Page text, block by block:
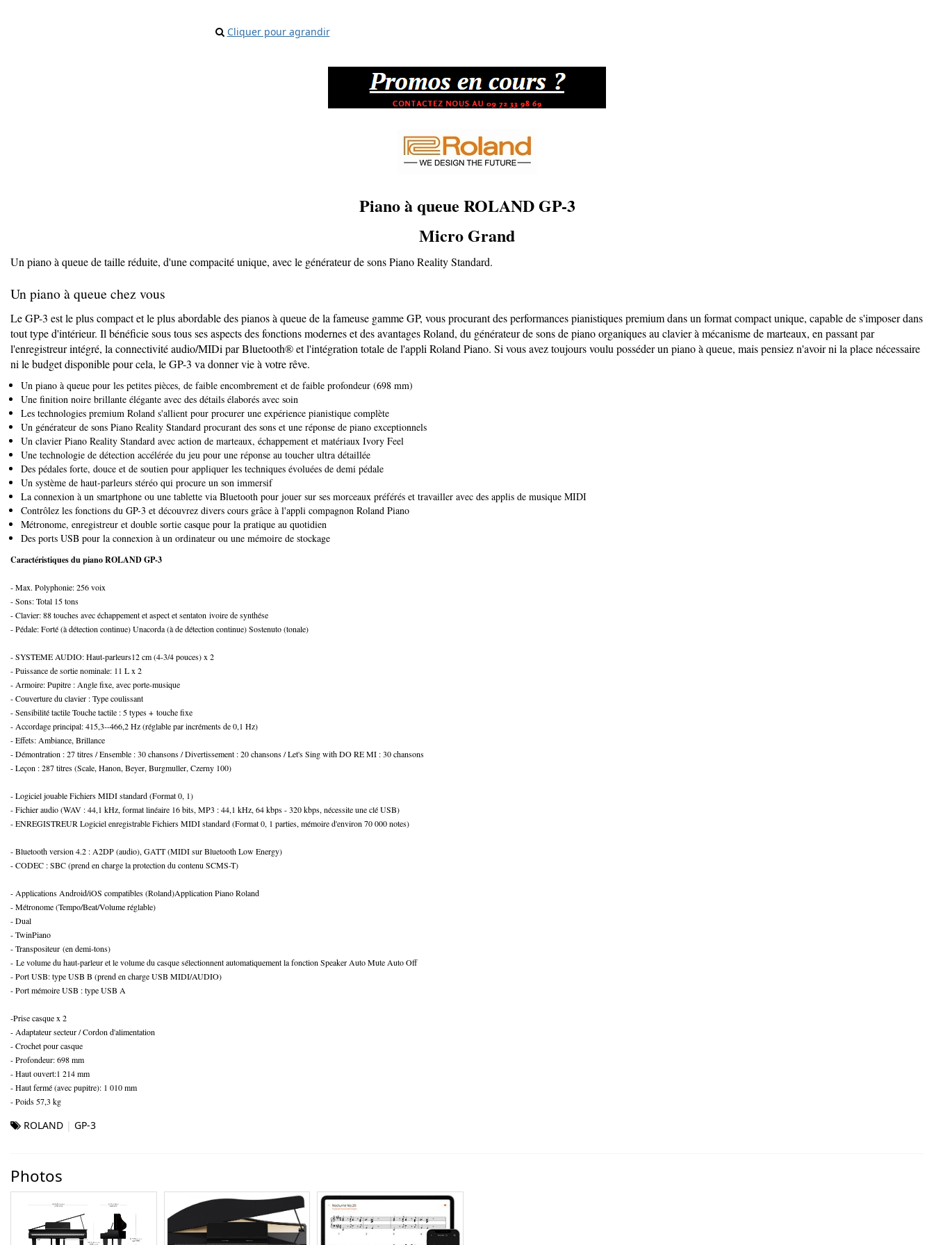
Cliquer pour agrandir
Piano à queue ROLAND GP-3
Micro Grand
Un piano à queue de taille réduite, d'une compacité unique, avec le générateur de sons Piano Reality Standard.
Un piano à queue chez vous
Le GP-3 est le plus compact et le plus abordable des pianos à queue de la fameuse gamme GP, vous procurant des performances pianistiques premium dans un format compact unique, capable de s'imposer dans
tout type d'intérieur. Il bénéficie sous tous ses aspects des fonctions modernes et des avantages Roland, du générateur de sons de piano organiques au clavier à mécanisme de marteaux, en passant par
l'enregistreur intégré, la connectivité audio/MIDi par Bluetooth® et l'intégration totale de l'appli Roland Piano. Si vous avez toujours voulu posséder un piano à queue, mais pensiez n'avoir ni la place nécessaire
ni le budget disponible pour cela, le GP-3 va donner vie à votre rêve.
Un piano à queue pour les petites pièces, de faible encombrement et de faible profondeur (698 mm)
Une finition noire brillante élégante avec des détails élaborés avec soin
Les technologies premium Roland s'allient pour procurer une expérience pianistique complète
Un générateur de sons Piano Reality Standard procurant des sons et une réponse de piano exceptionnels
Un clavier Piano Reality Standard avec action de marteaux, échappement et matériaux Ivory Feel
Une technologie de détection accélérée du jeu pour une réponse au toucher ultra détaillée
Des pédales forte, douce et de soutien pour appliquer les techniques évoluées de demi pédale
Un système de haut-parleurs stéréo qui procure un son immersif
La connexion à un smartphone ou une tablette via Bluetooth pour jouer sur ses morceaux préférés et travailler avec des applis de musique MIDI
Contrôlez les fonctions du GP-3 et découvrez divers cours grâce à l'appli compagnon Roland Piano
Métronome, enregistreur et double sortie casque pour la pratique au quotidien
Des ports USB pour la connexion à un ordinateur ou une mémoire de stockage
Caractéristiques du piano ROLAND GP-3
- Max. Polyphonie: 256 voix
- Sons: Total 15 tons
- Clavier: 88 touches avec échappement et aspect et sentaton ivoire de synthése
- Pédale: Forté (à détection continue) Unacorda (à de détection continue) Sostenuto (tonale)
- SYSTEME AUDIO: Haut-parleurs12 cm (4-3/4 pouces) x 2
- Puissance de sortie nominale: 11 L x 2
- Armoire: Pupitre : Angle fixe, avec porte-musique
- Couverture du clavier : Type coulissant
- Sensibilité tactile Touche tactile : 5 types + touche fixe
- Accordage principal: 415,3--466,2 Hz (réglable par incréments de 0,1 Hz)
- Effets: Ambiance, Brillance
- Démontration : 27 titres / Ensemble : 30 chansons / Divertissement : 20 chansons / Let's Sing with DO RE MI : 30 chansons
- Leçon : 287 titres (Scale, Hanon, Beyer, Burgmuller, Czerny 100)
- Logiciel jouable Fichiers MIDI standard (Format 0, 1)
- Fichier audio (WAV : 44,1 kHz, format linéaire 16 bits, MP3 : 44,1 kHz, 64 kbps - 320 kbps, nécessite une clé USB)
- ENREGISTREUR Logiciel enregistrable Fichiers MIDI standard (Format 0, 1 parties, mémoire d'environ 70 000 notes)
- Bluetooth version 4.2 : A2DP (audio), GATT (MIDI sur Bluetooth Low Energy)
- CODEC : SBC (prend en charge la protection du contenu SCMS-T)
- Applications Android/iOS compatibles (Roland)Application Piano Roland
- Métronome (Tempo/Beat/Volume réglable)
- Dual
- TwinPiano
- Transpositeur (en demi-tons)
- Le volume du haut-parleur et le volume du casque sélectionnent automatiquement la fonction Speaker Auto Mute Auto Off
- Port USB: type USB B (prend en charge USB MIDI/AUDIO)
- Port mémoire USB : type USB A
-Prise casque x 2
- Adaptateur secteur / Cordon d'alimentation
- Crochet pour casque
- Profondeur: 698 mm
- Haut ouvert:1 214 mm
- Haut fermé (avec pupitre): 1 010 mm
- Poids 57,3 kg
ROLAND GP-3
Photos